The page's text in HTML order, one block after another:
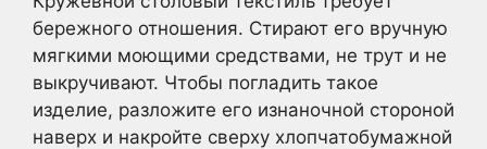
бережного отношения. Стирают его вручную
мягкими моющими средствами, не трут и не
выкручивают. Чтобы погладить такое
изделие, разложите его изнаночной стороной
наверх и накройте сверху хлопчатобумажной